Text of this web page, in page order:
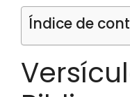
Índice de